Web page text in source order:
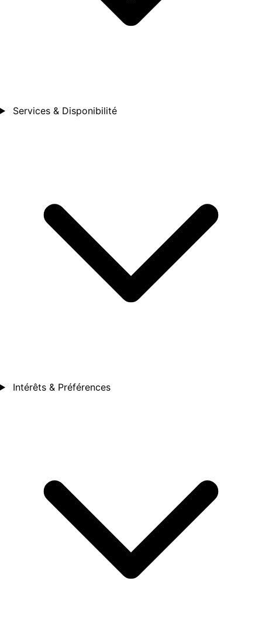
Services & Disponibilité
Intérêts & Préférences